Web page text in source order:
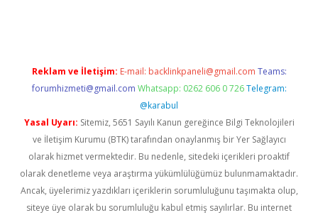
Reklam ve İletişim: E-mail: backlinkpaneli@gmail.com Teams:
forumhizmeti@gmail.com Whatsapp: 0262 606 0 726 Telegram:
@karabul
Yasal Uyarı: Sitemiz, 5651 Sayılı Kanun gereğince Bilgi Teknolojileri
ve İletişim Kurumu (BTK) tarafından onaylanmış bir Yer Sağlayıcı
olarak hizmet vermektedir. Bu nedenle, sitedeki içerikleri proaktif
olarak denetleme veya araştırma yükümlülüğümüz bulunmamaktadır.
Ancak, üyelerimiz yazdıkları içeriklerin sorumluluğunu taşımakta olup,
siteye üye olarak bu sorumluluğu kabul etmiş sayılırlar. Bu internet